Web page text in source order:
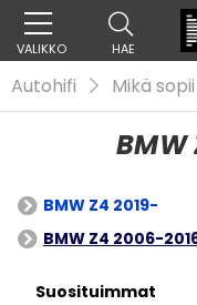
VALIKKO HAE
Autohifi Mikä
BMW
BMW Z4 2019-
BMW Z4 2006-